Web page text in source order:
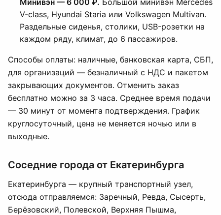
Минивэн — 6 000 ₽. Большой минивэн Mercedes
V-class, Hyundai Staria или Volkswagen Multivan.
Раздельные сиденья, столики, USB-розетки на
каждом ряду, климат, до 6 пассажиров.
Способы оплаты: наличные, банковская карта, СБП,
для организаций — безналичный с НДС и пакетом
закрывающих документов. Отменить заказ
бесплатно можно за 3 часа. Среднее время подачи
— 30 минут от момента подтверждения. График
круглосуточный, цена не меняется ночью или в
выходные.
Соседние города от Екатеринбурга
Екатеринбурга — крупный транспортный узел,
отсюда отправляемся: Заречный, Ревда, Сысерть,
Берёзовский, Полевской, Верхняя Пышма,